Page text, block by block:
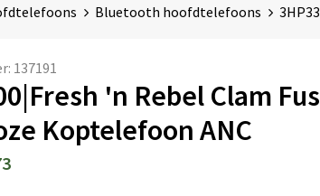
Bluetooth hoofdtelefoons
137191
'n Rebel Clam
Koptelefoon ANC